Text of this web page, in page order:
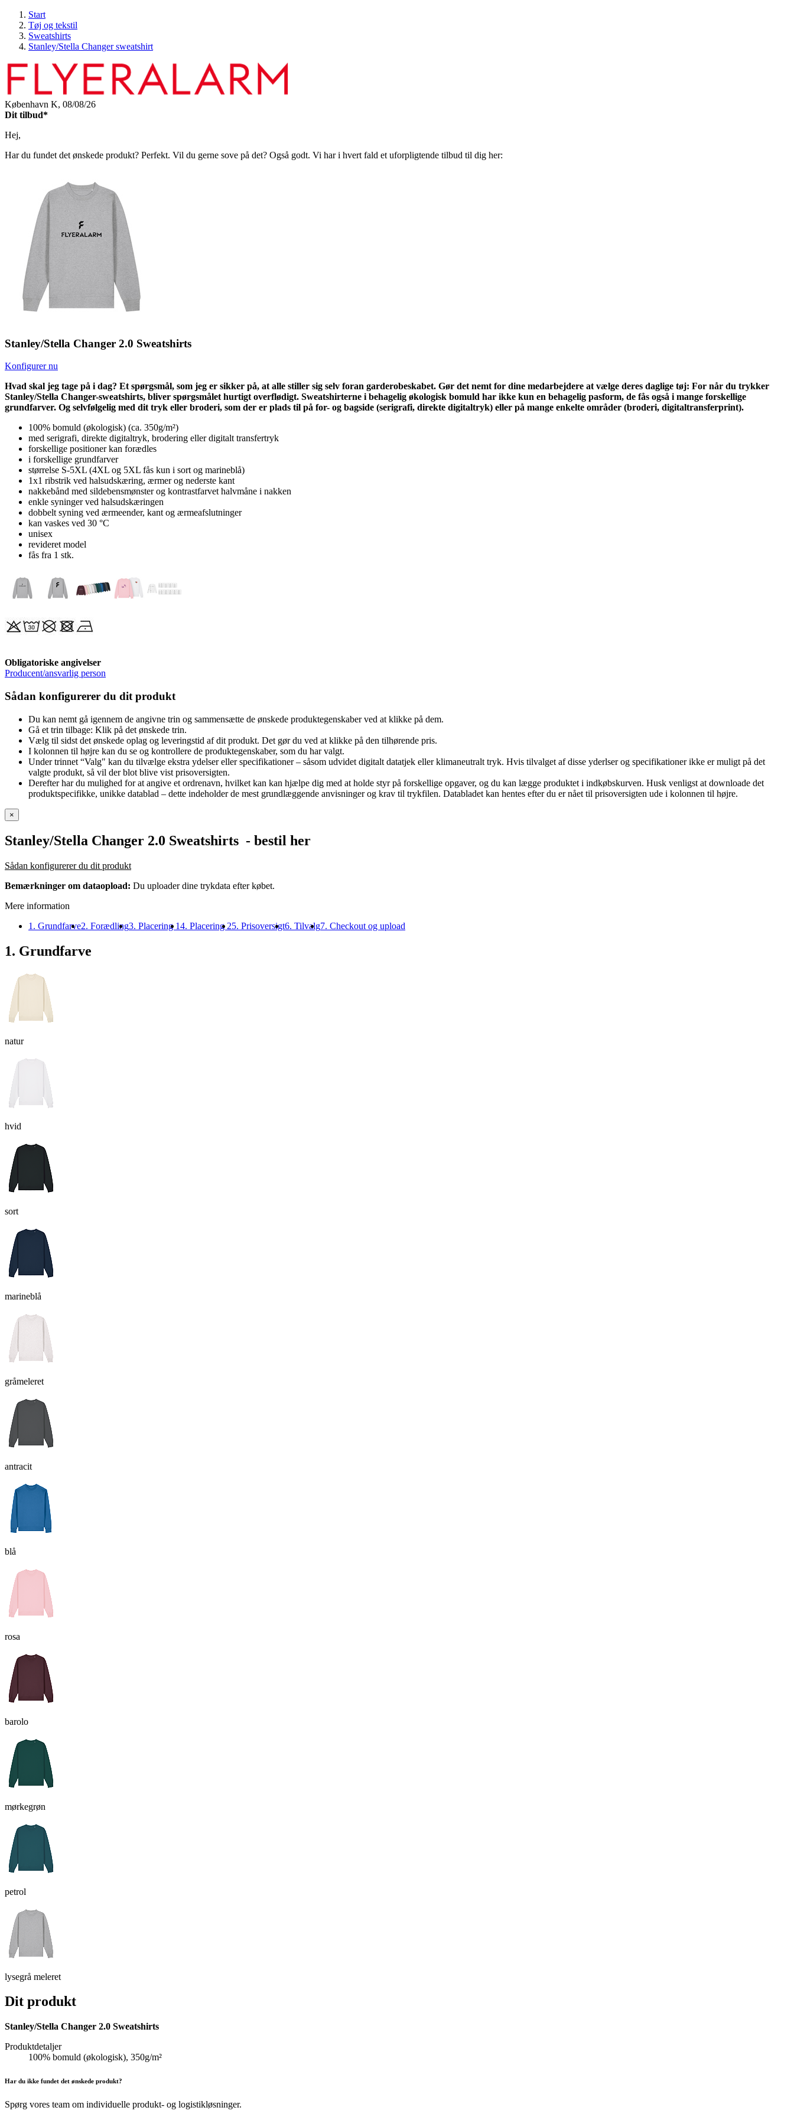
Start
Tøj og tekstil
Sweatshirts
Stanley/Stella Changer sweatshirt
København K, 08/08/26
Dit tilbud*
Hej,
Har du fundet det ønskede produkt? Perfekt. Vil du gerne sove på det? Også godt. Vi har i hvert fald et uforpligtende tilbud til dig her:
Stanley/Stella Changer 2.0 Sweatshirts
Konfigurer nu
Hvad skal jeg tage på i dag? Et spørgsmål, som jeg er sikker på, at alle stiller sig selv foran garderobeskabet. Gør det nemt for dine medarbejdere at vælge deres daglige tøj: For når du trykker
Stanley/Stella Changer-sweatshirts, bliver spørgsmålet hurtigt overflødigt. Sweatshirterne i behagelig økologisk bomuld har ikke kun en behagelig pasform, de fås også i mange forskellige
grundfarver. Og selvfølgelig med dit tryk eller broderi, som der er plads til på for- og bagside (serigrafi, direkte digitaltryk) eller på mange enkelte områder (broderi, digitaltransferprint).
100% bomuld (økologisk) (ca. 350g/m²)
med serigrafi, direkte digitaltryk, brodering eller digitalt transfertryk
forskellige positioner kan forædles
i forskellige grundfarver
størrelse S-5XL (4XL og 5XL fås kun i sort og marineblå)
1x1 ribstrik ved halsudskæring, ærmer og nederste kant
nakkebånd med sildebensmønster og kontrastfarvet halvmåne i nakken
enkle syninger ved halsudskæringen
dobbelt syning ved ærmeender, kant og ærmeafslutninger
kan vaskes ved 30 °C
unisex
revideret model
fås fra 1 stk.
Obligatoriske angivelser
Producent/ansvarlig person
Sådan konfigurerer du dit produkt
Du kan nemt gå igennem de angivne trin og sammensætte de ønskede produktegenskaber ved at klikke på dem.
Gå et trin tilbage: Klik på det ønskede trin.
Vælg til sidst det ønskede oplag og leveringstid af dit produkt. Det gør du ved at klikke på den tilhørende pris.
I kolonnen til højre kan du se og kontrollere de produktegenskaber, som du har valgt.
Under trinnet “Valg" kan du tilvælge ekstra ydelser eller specifikationer – såsom udvidet digitalt datatjek eller klimaneutralt tryk. Hvis tilvalget af disse yderlser og specifikationer ikke er muligt på det
valgte produkt, så vil der blot blive vist prisoversigten.
Derefter har du mulighed for at angive et ordrenavn, hvilket kan kan hjælpe dig med at holde styr på forskellige opgaver, og du kan lægge produktet i indkøbskurven. Husk venligst at downloade det
produktspecifikke, unikke datablad – dette indeholder de mest grundlæggende anvisninger og krav til trykfilen. Databladet kan hentes efter du er nået til prisoversigten ude i kolonnen til højre.
×
Stanley/Stella Changer 2.0 Sweatshirts - bestil her
Sådan konfigurerer du dit produkt
Bemærkninger om dataopload: Du uploader dine trykdata efter købet.
Mere information
1. Grundfarve2. Forædling3. Placering 14. Placering 25. Prisoversigt6. Tilvalg7. Checkout og upload
1. Grundfarve
natur
hvid
sort
marineblå
gråmeleret
antracit
blå
rosa
barolo
mørkegrøn
petrol
lysegrå meleret
Dit produkt
Stanley/Stella Changer 2.0 Sweatshirts
Produktdetaljer
100% bomuld (økologisk), 350g/m²
Har du ikke fundet det ønskede produkt?
Spørg vores team om individuelle produkt- og logistikløsninger.